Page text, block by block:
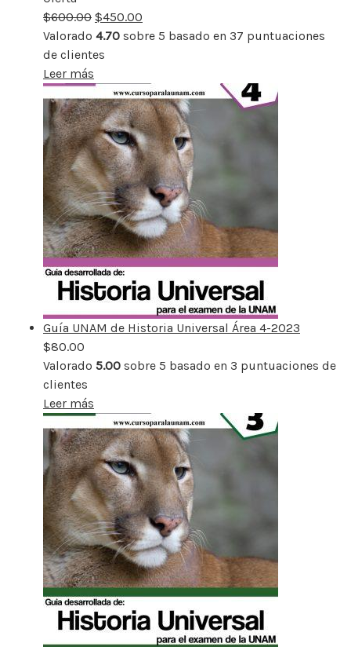
rebajado
$600.00 $450.00
Valorado 4.70 sobre 5 basado en 37 puntuaciones
de clientes
Leer más
Guía UNAM de Historia Universal Área 4-2023
$80.00
Valorado 5.00 sobre 5 basado en 3 puntuaciones de
clientes
Leer más